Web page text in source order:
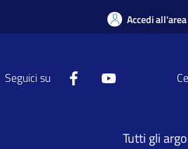
Accedi
Seguici su
Tutti gli